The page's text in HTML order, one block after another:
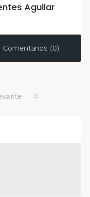
Aguilar
Comentarios (0)